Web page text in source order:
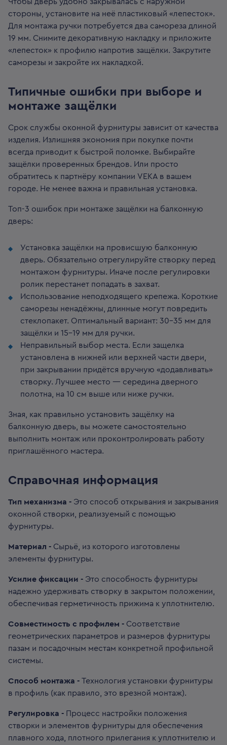
стороны, установите на неё пластиковый «лепесток».
Для монтажа ручки потребуется два самореза длиной
19 мм. Снимите декоративную накладку и приложите
«лепесток» к профилю напротив защёлки. Закрутите
саморезы и закройте их накладкой.
Типичные ошибки при выборе и
монтаже защёлки
Срок службы оконной фурнитуры зависит от качества
изделия. Излишняя экономия при покупке почти
всегда приводит к быстрой поломке. Выбирайте
защёлки проверенных брендов. Или просто
обратитесь к партнёру компании VEKA в вашем
городе. Не менее важна и правильная установка.
Топ-3 ошибок при монтаже защёлки на балконную
дверь:
Установка защёлки на провисшую балконную
дверь. Обязательно отрегулируйте створку перед
монтажом фурнитуры. Иначе после регулировки
ролик перестанет попадать в захват.
Использование неподходящего крепежа. Короткие
саморезы ненадёжны, длинные могут повредить
стеклопакет. Оптимальный вариант: 30–35 мм для
защёлки и 15-19 мм для ручки.
Неправильный выбор места. Если защелка
установлена в нижней или верхней части двери,
при закрывании придётся вручную «додавливать»
створку. Лучшее место — середина дверного
полотна, на 10 см выше или ниже ручки.
Зная, как правильно установить защёлку на
балконную дверь, вы можете самостоятельно
выполнить монтаж или проконтролировать работу
приглашённого мастера.
Справочная информация
Тип механизма - Это способ открывания и закрывания
оконной створки, реализуемый с помощью
фурнитуры.
Материал - Сырьё, из которого изготовлены
элементы фурнитуры.
Усилие фиксации - Это способность фурнитуры
надежно удерживать створку в закрытом положении,
обеспечивая герметичность прижима к уплотнителю.
Совместимость с профилем - Соответствие
геометрических параметров и размеров фурнитуры
пазам и посадочным местам конкретной профильной
системы.
Способ монтажа - Технология установки фурнитуры
в профиль (как правило, это врезной монтаж).
Регулировка - Процесс настройки положения
створки и элементов фурнитуры для обеспечения
плавного хода, плотного прилегания к уплотнителю и